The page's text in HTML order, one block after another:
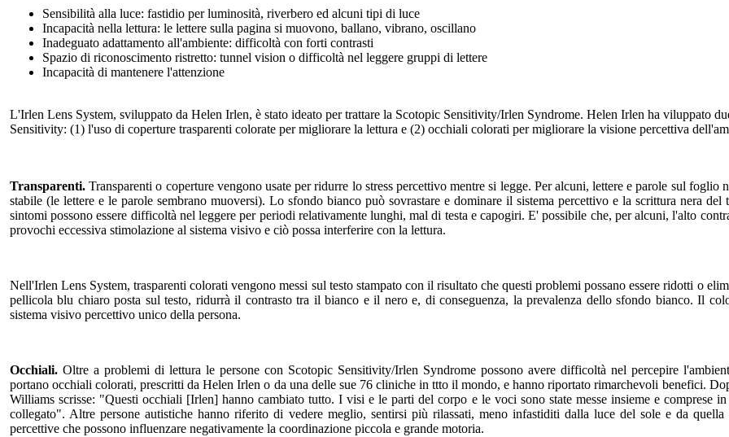
Sensibilità alla luce: fastidio per luminosità, riverbero ed alcuni tipi di luce
Incapacità nella lettura: le lettere sulla pagina si muovono, ballano, vibrano, oscillano
Inadeguato adattamento all'ambiente: difficoltà con forti contrasti
Spazio di riconoscimento ristretto: tunnel vision o difficoltà nel leggere gruppi di lettere
Incapacità di mantenere l'attenzione
L'Irlen Lens System, sviluppato da Helen Irlen, è stato ideato per trattare la Scotopic Sensitivity/Irlen Syndrome. Helen Irlen ha viluppato
Sensitivity: (1) l'uso di coperture trasparenti colorate per migliorare la lettura e (2) occhiali colorati per migliorare la visione percettiva
Transparenti. Transparenti o coperture vengono usate per ridurre lo stress percettivo mentre si legge. Per alcuni, lettere e parole sul foglio
stabile (le lettere e le parole sembrano muoversi). Lo sfondo bianco può sovrastare e dominare il sistema percettivo e la scrittura nera
sintomi possono essere difficoltà nel leggere per periodi relativamente lunghi, mal di testa e capogiri. E' possibile che, per alcuni, l'alto
provochi eccessiva stimolazione al sistema visivo e ciò possa interferire con la lettura.
Nell'Irlen Lens System, trasparenti colorati vengono messi sul testo stampato con il risultato che questi problemi possano essere ridotti o
pellicola blu chiaro posta sul testo, ridurrà il contrasto tra il bianco e il nero e, di conseguenza, la prevalenza dello sfondo bianco. Il
sistema visivo percettivo unico della persona.
Occhiali. Oltre a problemi di lettura le persone con Scotopic Sensitivity/Irlen Syndrome possono avere difficoltà nel percepire
portano occhiali colorati, prescritti da Helen Irlen o da una delle sue 76 cliniche in ttto il mondo, e hanno riportato rimarchevoli benefici.
Williams scrisse: "Questi occhiali [Irlen] hanno cambiato tutto. I visi e le parti del corpo e le voci sono state messe insieme e comprese
collegato". Altre persone autistiche hanno riferito di vedere meglio, sentirsi più rilassati, meno infastiditi dalla luce del sole e da
percettive che possono influenzare negativamente la coordinazione piccola e grande motoria.